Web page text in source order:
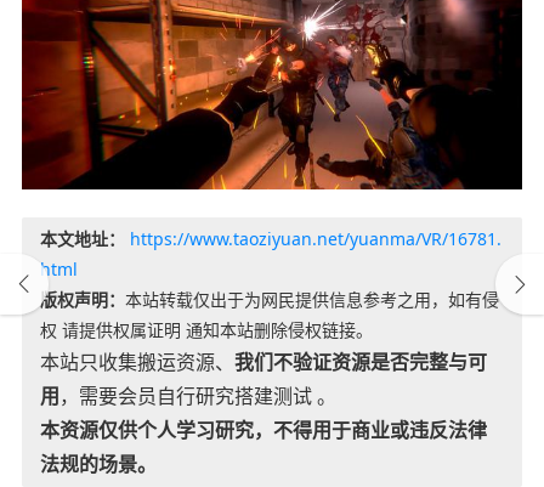
本文地址：
https://www.taoziyuan.net/yuanma/VR/16781.
html
版权声明： 本站转载仅出于为网民提供信息参考之用，如有侵
权 请提供权属证明 通知本站删除侵权链接。
本站只收集搬运资源、 我们不验证资源是否完整与可
用，需要会员自行研究搭建测试 。
本资源仅供个人学习研究，不得用于商业或违反法律
法规的场景。